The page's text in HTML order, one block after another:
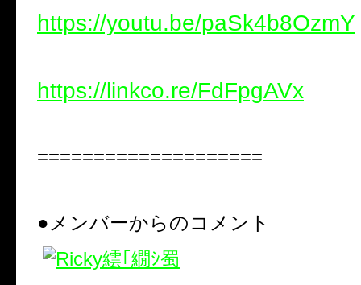
https://youtu.be/paSk4b8OzmY
https://linkco.re/FdFpgAVx
====================
●メンバーからのコメント